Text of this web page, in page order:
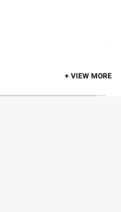
+ VIEW MORE